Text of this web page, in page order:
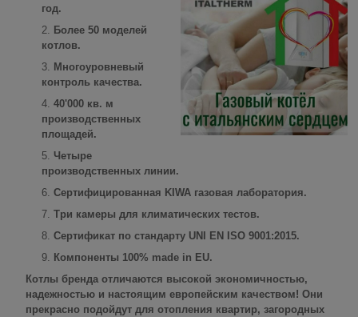
год.
Более 50 моделей
котлов.
Многоуровневый
контроль качества.
40'000 кв. м
производственных
площадей.
Четыре
производственных линии.
Сертифицированная KIWA газовая лаборатория.
Три камеры для климатических тестов.
Сертификат по стандарту UNI EN ISO 9001:2015.
Компоненты 100% made in EU.
Котлы бренда отличаются высокой экономичностью,
надежностью и настоящим европейским качеством! Они
прекрасно подойдут для отопления квартир, загородных